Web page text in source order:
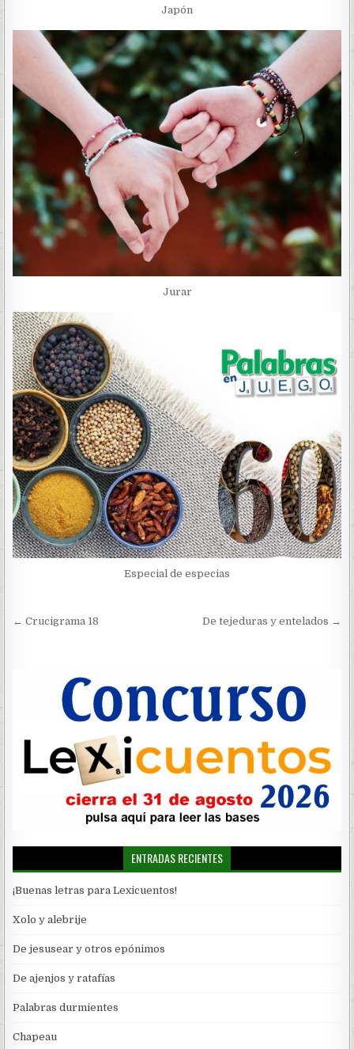
Japón
Jurar
Especial de especias
Navegación
← Crucigrama 18 De tejeduras y entelados →
ENTRADAS RECIENTES
¡Buenas letras para Lexicuentos!
Xolo y alebrije
De jesusear y otros epónimos
De ajenjos y ratafías
Palabras durmientes
Chapeau